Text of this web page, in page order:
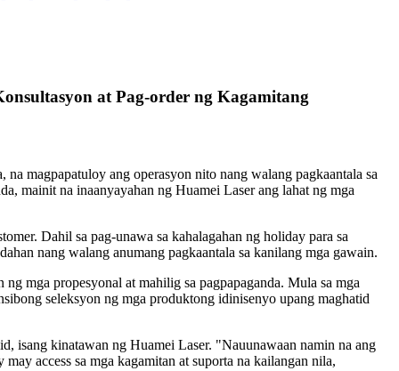
at Pag-order ng Kagamitang
magpapatuloy ang operasyon nito nang walang pagkaantala sa
mainit na inaanyayahan ng Huamei Laser ang lahat ng mga
Dahil sa pag-unawa sa kahalagahan ng holiday para sa
nang walang anumang pagkaantala sa kanilang mga gawain.
mga propesyonal at mahilig sa pagpapaganda. Mula sa mga
seleksyon ng mga produktong idinisenyo upang maghatid
isang kinatawan ng Huamei Laser. "Nauunawaan namin na ang
access sa mga kagamitan at suporta na kailangan nila,